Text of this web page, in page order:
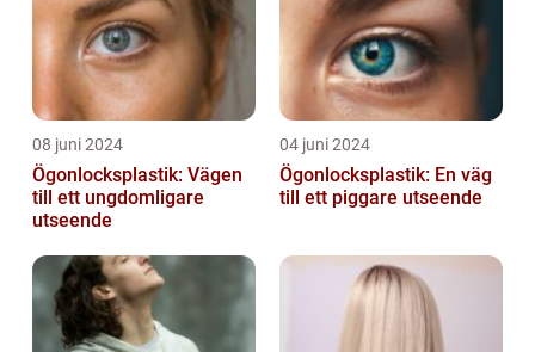
08 juni 2024
Ögonlocksplastik: Vägen
till ett ungdomligare
utseende
04 juni 2024
Ögonlocksplastik: En väg
till ett piggare utseende